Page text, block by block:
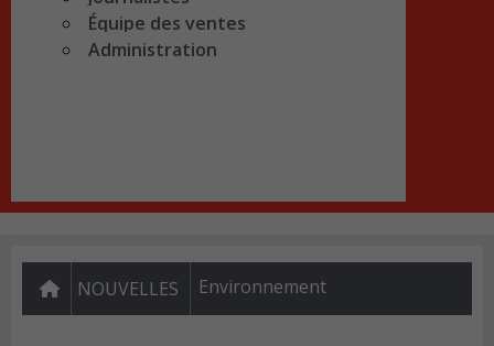
Équipe des ventes
Administration
NOUVELLES Environnement